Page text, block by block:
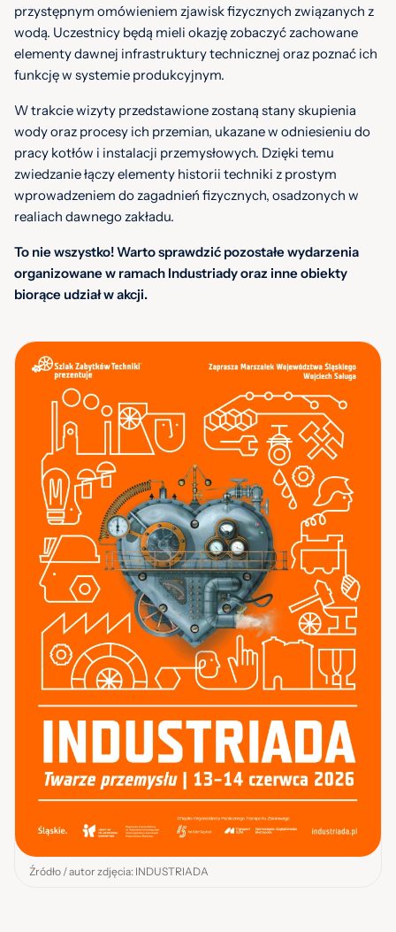
przystępnym omówieniem zjawisk fizycznych związanych z
wodą. Uczestnicy będą mieli okazję zobaczyć zachowane
elementy dawnej infrastruktury technicznej oraz poznać ich
funkcję w systemie produkcyjnym.
W trakcie wizyty przedstawione zostaną stany skupienia
wody oraz procesy ich przemian, ukazane w odniesieniu do
pracy kotłów i instalacji przemysłowych. Dzięki temu
zwiedzanie łączy elementy historii techniki z prostym
wprowadzeniem do zagadnień fizycznych, osadzonych w
realiach dawnego zakładu.
To nie wszystko! Warto sprawdzić pozostałe wydarzenia
organizowane w ramach Industriady oraz inne obiekty
biorące udział w akcji.
Źródło / autor zdjęcia: INDUSTRIADA